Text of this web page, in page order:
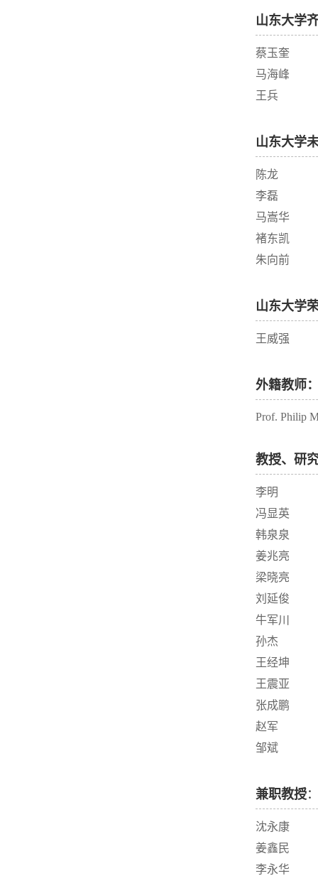
山东大学
蔡玉奎
马海峰
王兵
山东大学
陈龙
李磊
马嵩华
褚东凯
朱向前
山东大学
王威强
外籍教师
Prof. Philip
教授、研
李明
冯显英
韩泉泉
姜兆亮
梁晓亮
刘延俊
牛军川
孙杰
王经坤
王震亚
张成鹏
赵军
邹斌
兼职教授
沈永康
姜鑫民
李永华